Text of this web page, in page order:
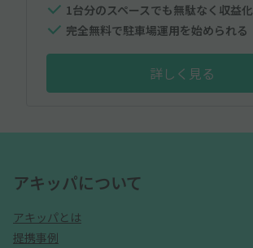
1台分のスペースでも無駄なく収益化
完全無料で駐車場運用を始められる
詳しく見る
アキッパについて
アキッパとは
提携事例